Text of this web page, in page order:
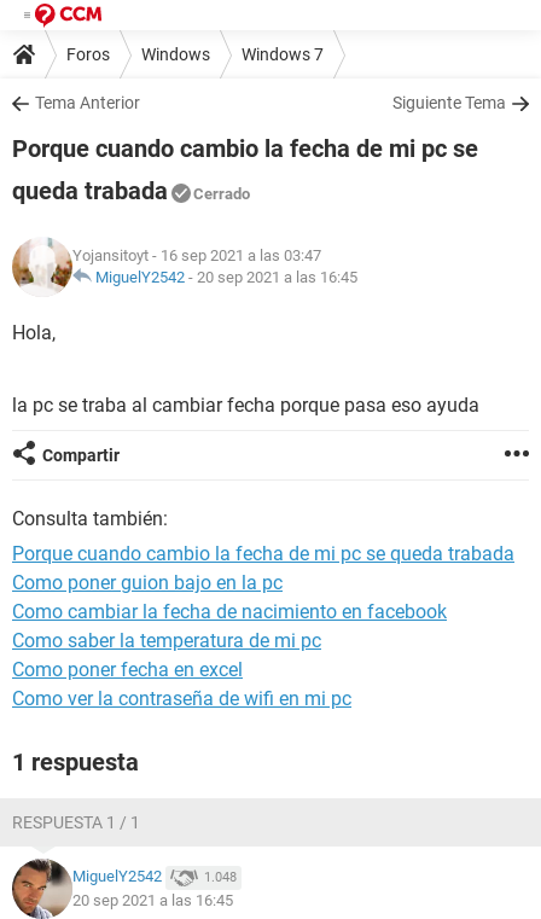
Foros Windows Windows 7
Tema Anterior Siguiente Tema
Porque cuando cambio la fecha de mi pc se
queda trabada
Cerrado
Yojansitoyt - 16 sep 2021 a las 03:47
MiguelY2542 - 20 sep 2021 a las 16:45
Hola,
la pc se traba al cambiar fecha porque pasa eso ayuda
Compartir
Consulta también:
Porque cuando cambio la fecha de mi pc se queda trabada
Como poner guion bajo en la pc
Como cambiar la fecha de nacimiento en facebook
Como saber la temperatura de mi pc
Como poner fecha en excel
Como ver la contraseña de wifi en mi pc
1 respuesta
RESPUESTA 1 / 1
MiguelY2542 1.048
20 sep 2021 a las 16:45